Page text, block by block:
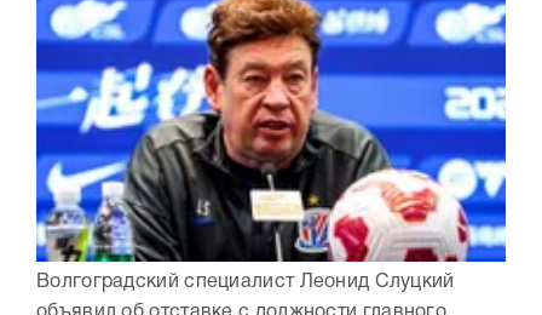
Волгоградский специалист Леонид Слуцкий